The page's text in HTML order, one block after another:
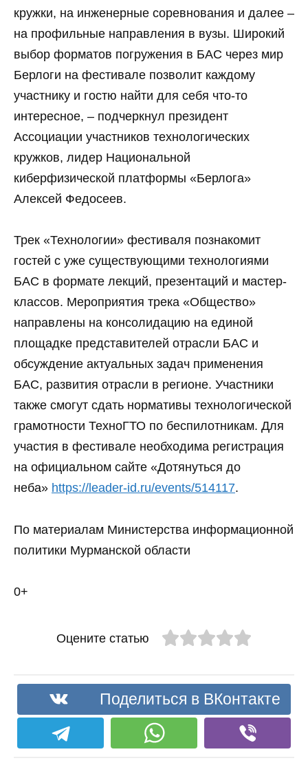
кружки, на инженерные соревнования и далее –
на профильные направления в вузы. Широкий
выбор форматов погружения в БАС через мир
Берлоги на фестивале позволит каждому
участнику и гостю найти для себя что-то
интересное, – подчеркнул президент
Ассоциации участников технологических
кружков, лидер Национальной
киберфизической платформы «Берлога»
Алексей Федосеев.
Трек «Технологии» фестиваля познакомит
гостей с уже существующими технологиями
БАС в формате лекций, презентаций и мастер-
классов. Мероприятия трека «Общество»
направлены на консолидацию на единой
площадке представителей отрасли БАС и
обсуждение актуальных задач применения
БАС, развития отрасли в регионе. Участники
также смогут сдать нормативы технологической
грамотности ТехноГТО по беспилотникам. Для
участия в фестивале необходима регистрация
на официальном сайте «Дотянуться до
неба» https://leader-id.ru/events/514117.
По материалам Министерства информационной
политики Мурманской области
0+
Оцените статью
Поделиться в ВКонтакте